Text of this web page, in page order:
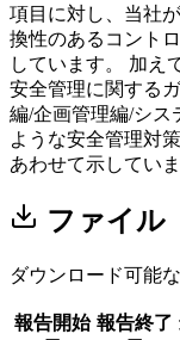
項目に対し、当社
換性のあるコント
しています。 加え
安全管理に関する
編/企画管理編/シス
ような安全管理対
あわせて示していま
ファイル
ダウンロード可能
報告開始 報告終了